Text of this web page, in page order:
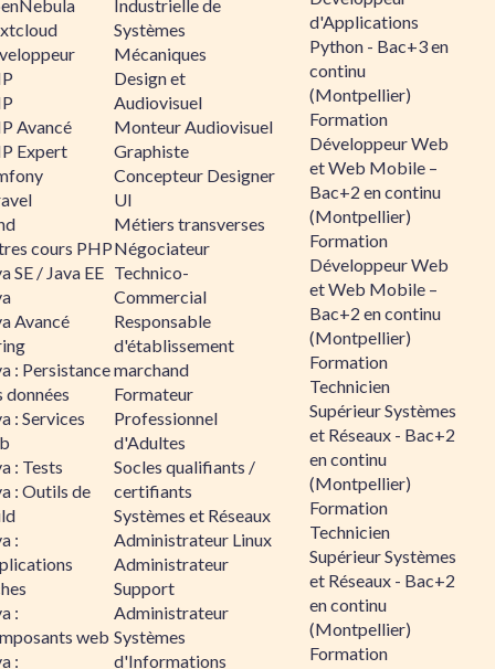
Avancé
Expert
cours PHP
SE / Java EE
Avancé
: Persistance
données
: Services
: Tests
: Outils de
:
:
web
:
Industrielle de
Systèmes
Mécaniques
Design et
Audiovisuel
Monteur Audiovisuel
Graphiste
Concepteur Designer
UI
Métiers transverses
Négociateur
Technico-
Commercial
Responsable
d'établissement
marchand
Formateur
Professionnel
d'Adultes
Socles qualifiants /
certifiants
Systèmes et Réseaux
Administrateur Linux
Administrateur
Support
Administrateur
Systèmes
d'Informations
d'Applications
Python - Bac+3 en
continu
(Montpellier)
Formation
Développeur Web
et Web Mobile –
Bac+2 en continu
(Montpellier)
Formation
Développeur Web
et Web Mobile –
Bac+2 en continu
(Montpellier)
Formation
Technicien
Supérieur Systèmes
et Réseaux - Bac+2
en continu
(Montpellier)
Formation
Technicien
Supérieur Systèmes
et Réseaux - Bac+2
en continu
(Montpellier)
Formation